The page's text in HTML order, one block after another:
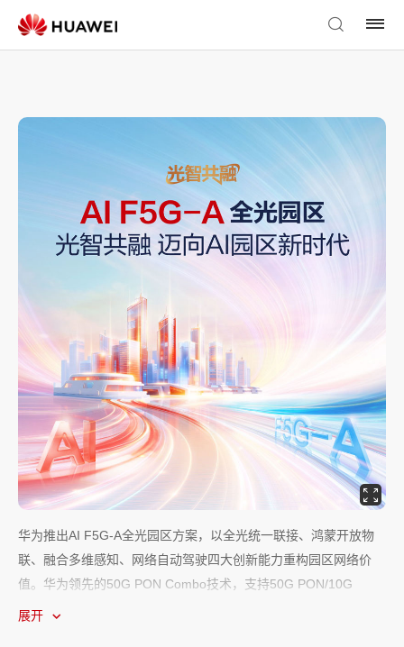
华为推出AI F5G-A全光园区方案，以全光统一联接、鸿蒙开放物
联、融合多维感知、网络自动驾驶四大创新能力重构园区网络价
值。华为领先的50G PON Combo技术，支持50G PON/10G
PON/GPON三模同传，可适配不同的园区流量模型，灵活按需建
展开